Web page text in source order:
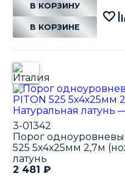
В КОРЗИНУ
В КОРЗИНЕ
3-01342
Порог
525 5х4х25мм 2,7м
латунь
2 481 ₽